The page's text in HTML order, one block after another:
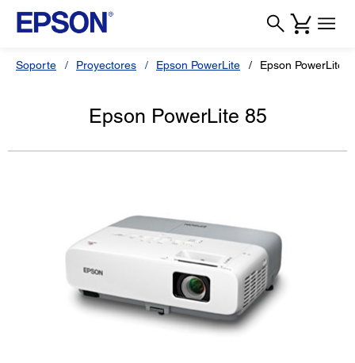
Soporte Proyectores Epson PowerLite Epson PowerLite
Epson PowerLite 85